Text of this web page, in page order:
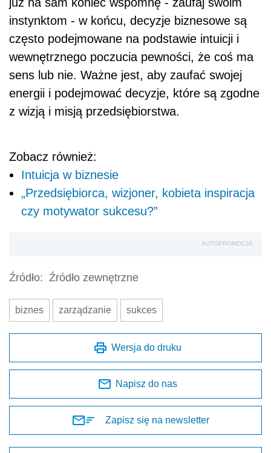
instynktom - w końcu, decyzje biznesowe są
często podejmowane na podstawie intuicji i
wewnętrznego poczucia pewności, że coś ma
sens lub nie. Ważne jest, aby zaufać swojej
energii i podejmować decyzje, które są zgodne
z wizją i misją przedsiębiorstwa.
Zobacz również:
Intuicja w biznesie
„Przedsiębiorca, wizjoner, kobieta inspiracja
czy motywator sukcesu?”
AUTOPROMOCJA
Źródło: Źródło zewnętrzne
biznes zarządzanie sukces
Wersja do druku
Napisz do nas
Zapisz się na newsletter